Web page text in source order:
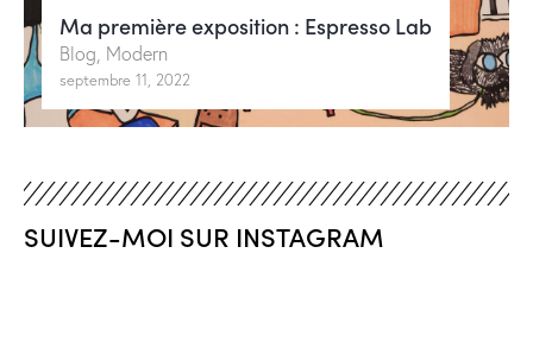
Ma première exposition : Espresso Lab
Blog Modern
septembre 11, 2022
SUIVEZ-MOI SUR INSTAGRAM